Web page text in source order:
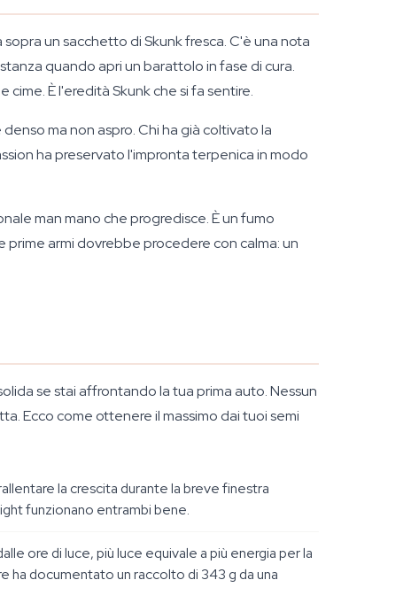
un sacchetto di Skunk fresca. C'è una nota
quando apri un barattolo in fase di cura.
È l'eredità Skunk che si fa sentire.
ma non aspro. Chi ha già coltivato la
ha preservato l'impronta terpenica in modo
man mano che progredisce. È un fumo
armi dovrebbe procedere con calma: un
se stai affrontando la tua prima auto. Nessun
Ecco come ottenere il massimo dai tuoi semi
la crescita durante la breve finestra
funzionano entrambi bene.
ore di luce, più luce equivale a più energia per la
ha documentato un raccolto di 343 g da una